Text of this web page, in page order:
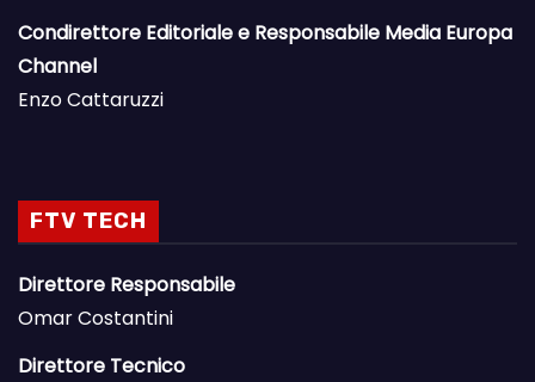
Condirettore Editoriale e Responsabile Media Europa
Channel
Enzo Cattaruzzi
FTV TECH
Direttore Responsabile
Omar Costantini
Direttore Tecnico